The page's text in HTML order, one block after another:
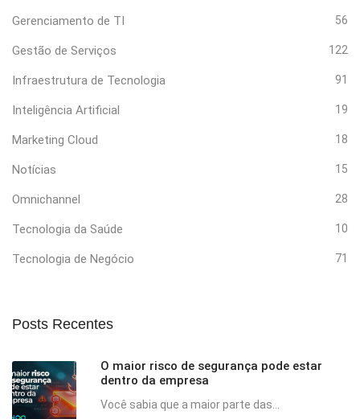
Gerenciamento de TI 56
Gestão de Serviços 122
Infraestrutura de Tecnologia 91
Inteligência Artificial 19
Marketing Cloud 18
Notícias 15
Omnichannel 28
Tecnologia da Saúde 10
Tecnologia de Negócio 71
Posts Recentes
O maior risco de segurança pode estar
dentro da empresa
Você sabia que a maior parte das...